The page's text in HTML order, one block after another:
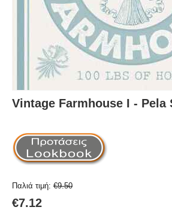
Vintage Farmhouse I - Pela
Παλιά τιμή: €9.50
€7.12